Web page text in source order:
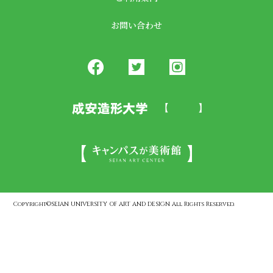
お問い合わせ
Copyright©SEIAN UNIVERSITY OF ART AND DESIGN All Rights Reserved.